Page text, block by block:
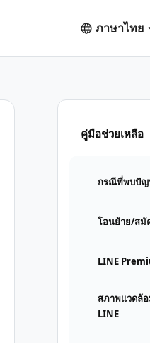
ภาษาไทย
คู่มือช่วยเหลือ
กรณีที่พบปัญ
โอนย้าย/สมั
LINE
สภาพแวดล้อ
LINE